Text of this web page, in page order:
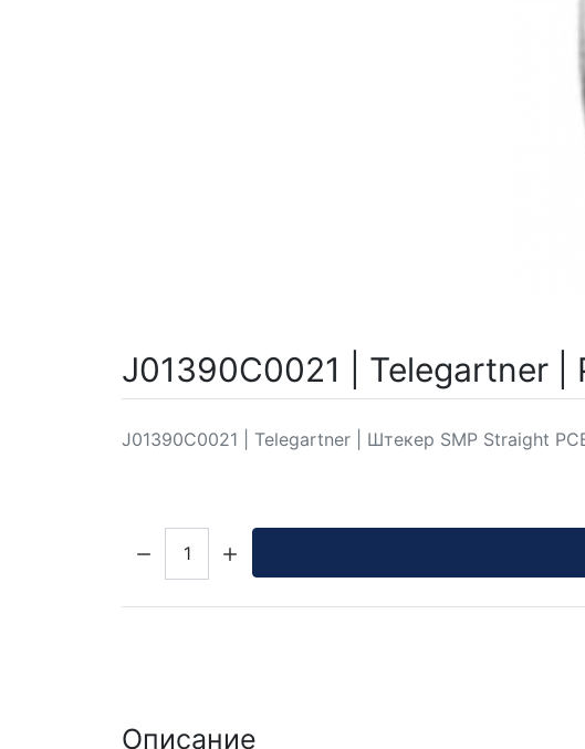
J01390C0021 | Telegartner |
J01390C0021 | Telegartner | Штекер SMP Straight
Описание